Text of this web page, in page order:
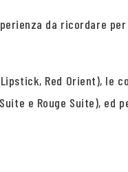
da ricordare per
Red Orient), le
e Rouge Suite), ed